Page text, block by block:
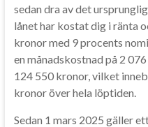
sedan dra av det
lånet har kostat dig i ränta
kronor med 9 procents
en månadskostnad på 2
124 550 kronor, vilket
kronor över hela löptiden.
Sedan 1 mars 2025 gäller